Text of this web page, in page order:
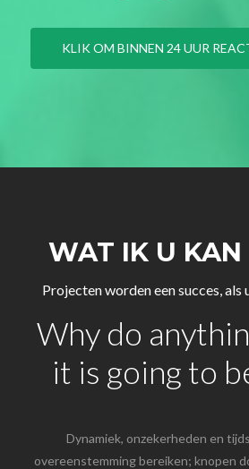
KLIK OM BINNEN 24 UUR
WAT IK U KAN
Projecten worden een succes,
Why do
it is going to
Dynamiek, onzekerheden en
overeenstemming bereiken; knopen